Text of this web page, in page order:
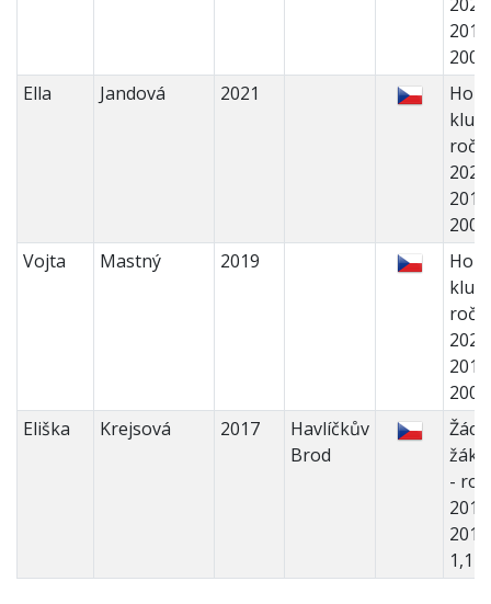
Ella
Jandová 2021
kluci
Vojta
Mastný 2019
kluci
Eliška
Krejsová 2017
Havlíčkův
Brod
Žáci
-
1,1